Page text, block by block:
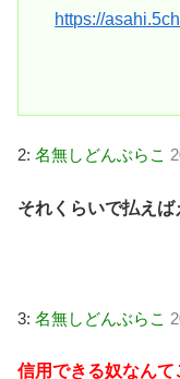
https://
2: 名無しどんぶらこ
それくらいで払えば
3: 名無しどんぶらこ
信用できる奴なん